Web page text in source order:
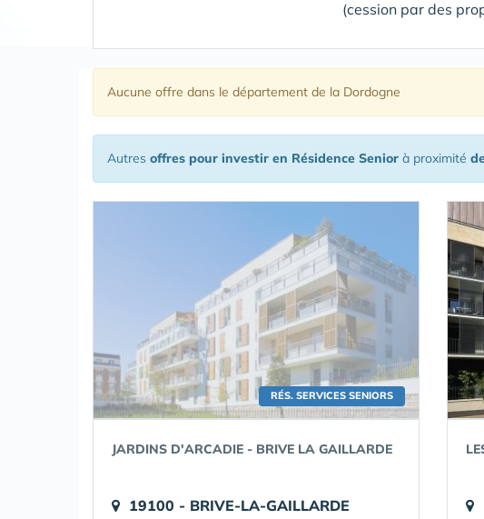
(cession par des
Aucune offre dans le département de la Dordogne
Autres offres pour investir en Résidence Senior à proximité
RÉS. SERVICES SENIORS
JARDINS D'ARCADIE - BRIVE LA GAILLARDE
19100 - BRIVE-LA-GAILLARDE